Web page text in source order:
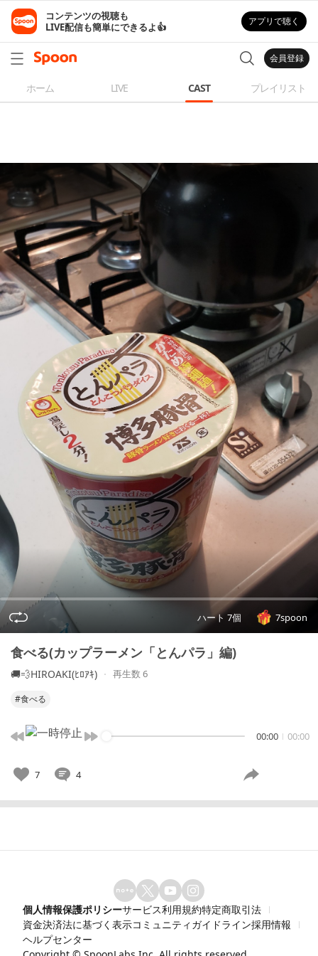
コンテンツの視聴も
LIVE配信も簡単にできるよ👍
アプリで聴く
会員登録
ホーム LIVE CAST プレイリスト
ハート 7個 7spoon
食べる(カップラーメン「とんパラ」編)
🚚💨HIROAKI(ﾋﾛｱｷ) 再生数 6
#食べる
00:00 00:00
7 4
個人情報保護ポリシーサービス利用規約特定商取引法
資金決済法に基づく表示コミュニティガイドライン採用情報
ヘルプセンター